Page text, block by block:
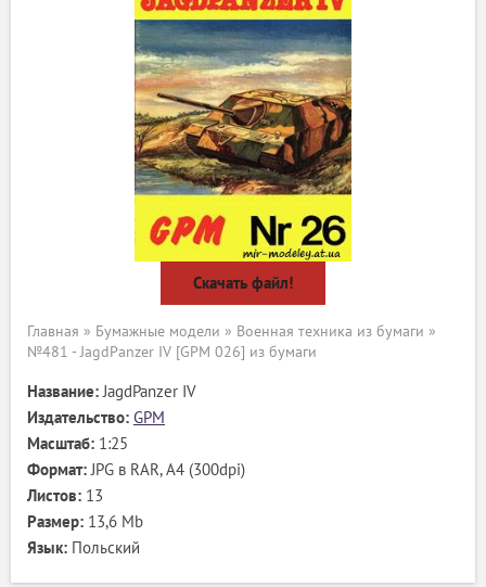
Скачать файл!
Главная » Бумажные модели » Военная техника из бумаги »
№481 - JagdPanzer IV [GPM 026] из бумаги
Название:JagdPanzer IV
Издательство: GPM
Масштаб: 1:25
Формат:JPG в RAR, А4 (300dpi)
Листов: 13
Размер: 13,6 Mb
Язык: Польский